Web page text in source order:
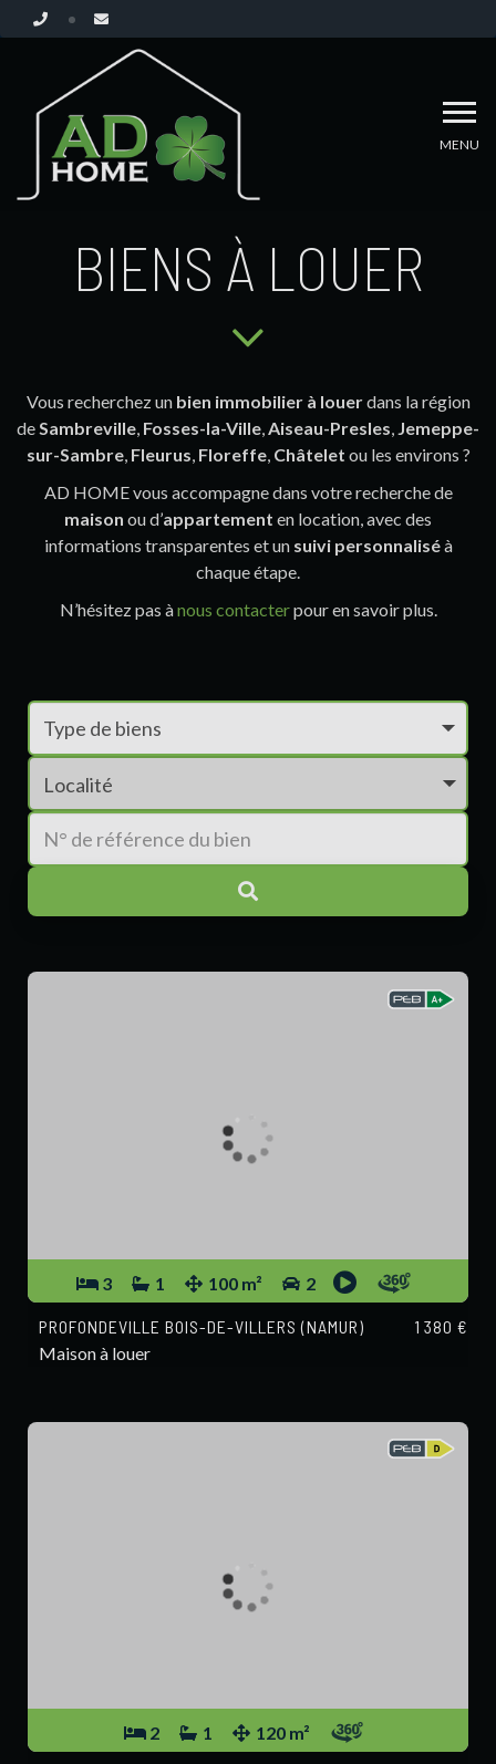
MENU
BIENS À LOUER
Vous recherchez un bien immobilier à louerdans la région
deSambreville, Fosses-la-Ville,Aiseau-Presles, Jemeppe-
sur-Sambre, Fleurus, Floreffe, Châtelet ou les environs ?
AD HOME vous accompagne dans votre recherche de
maison ou d’appartement en location, avec des
informations transparentes et un suivi personnaliséà
chaque étape.
N’hésitez pas ànous contacterpour en savoir plus.
Localité
3 1 100 m² 2
PROFONDEVILLE BOIS-DE-VILLERS (NAMUR)
Maison à louer
1 380 €
2 1 120 m²